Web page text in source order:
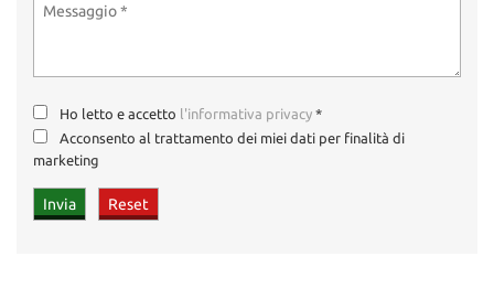
Ho letto e accetto l'informativa privacy *
Acconsento al trattamento dei miei dati per finalità di
marketing